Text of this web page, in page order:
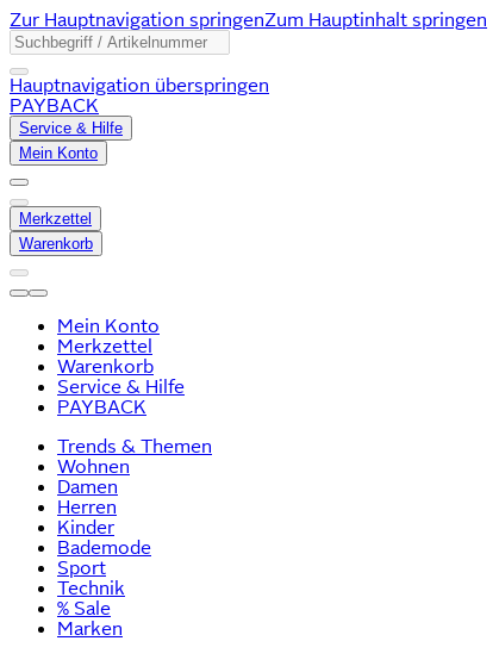
Zur Hauptnavigation springenZum Hauptinhalt springen
Hauptnavigation überspringen
PAYBACK
Service & Hilfe
Mein Konto
Merkzettel
Warenkorb
Mein Konto
Merkzettel
Warenkorb
Service & Hilfe
PAYBACK
Trends & Themen
Wohnen
Damen
Herren
Kinder
Bademode
Sport
Technik
% Sale
Marken